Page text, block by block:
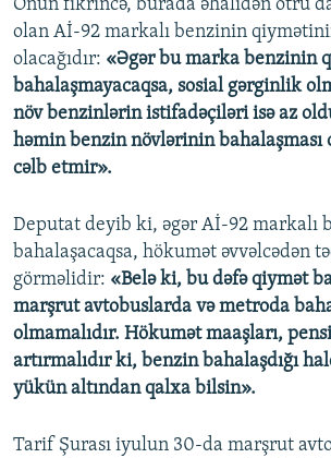
Onun fikrincə, burada əhalidən ötrü
olan Aİ-92 markalı benzinin
olacağıdır: «Əgər bu marka benzinin
bahalaşmayacaqsa, sosial gərginlik
növ benzinlərin istifadəçiləri isə az
həmin benzin növlərinin bahalaşması
cəlb etmir».
Deputat deyib ki, əgər Aİ-92 markalı
bahalaşacaqsa, hökumət əvvəlcədən
görməlidir: «Belə ki, bu dəfə qiymət
marşrut avtobuslarda və metroda
olmamalıdır. Hökumət maaşları,
artırmalıdır ki, benzin bahalaşdığı
yükün altından qalxa bilsin».
Tarif Şurası iyulun 30-da marşrut